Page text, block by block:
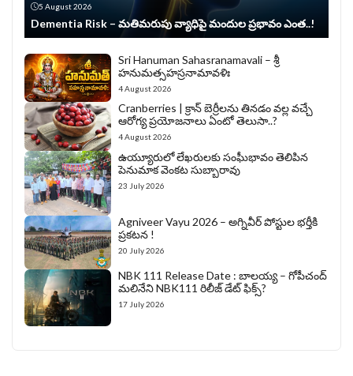
5 August 2026
Dementia Risk – మతిమరుపు వ్యాధిపై మందుల ప్రభావం ఎంత..!
Sri Hanuman Sahasranamavali – శ్రీ
హనుమత్సహస్రనామావళిః
4 August 2026
Cranberries | క్రాన్ బెర్రీల‌ను తిన‌డం వ‌ల్ల వచ్చే
ఆరోగ్య ప్రయోజనాలు ఏంటో తెలుసా..?
4 August 2026
ఉయ్యూరులో లేఖరులకు సంఘీభావం తెలిపిన
పెనుమాక వెంకట సుబ్బారావు
23 July 2026
Agniveer Vayu 2026 – అగ్నివీర్‌ పోస్టుల భర్తీకి
ప్రకటన !
20 July 2026
NBK 111 Release Date : బాలయ్య – గోపీచంద్
మలినేని NBK111 రిలీజ్ డేట్ ఫిక్స్?
17 July 2026